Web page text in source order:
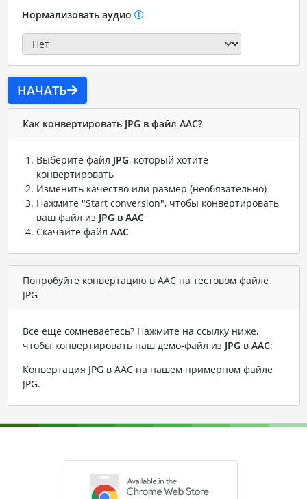
Нормализовать аудио
НАЧАТЬ
Как конвертировать JPG в файл AAC?
Выберите файл JPG, который хотите
конвертировать
Изменить качество или размер (необязательно)
Нажмите "Start conversion", чтобы конвертировать
ваш файл из JPG в AAC
Скачайте файл AAC
Попробуйте конвертацию в AAC на тестовом файле
JPG
Все еще сомневаетесь? Нажмите на ссылку ниже,
чтобы конвертировать наш демо-файл из JPG в AAC:
Конвертация JPG в AAC на нашем примерном файле
JPG.